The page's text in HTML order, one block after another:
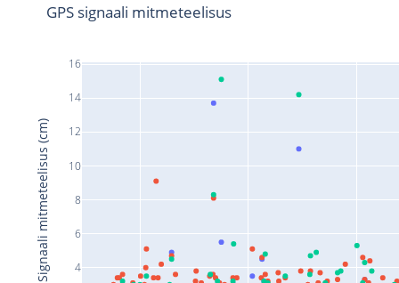
4
6
8
10
12
14
16
GPS signaali mitmeteelisus
Signaali mitmeteelisus (cm)